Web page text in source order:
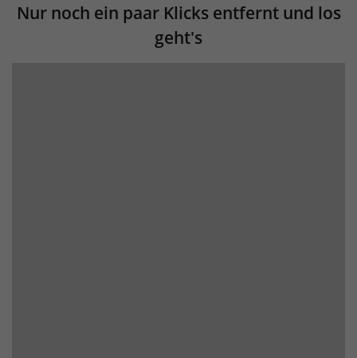
Nur noch ein paar Klicks entfernt und los
geht's